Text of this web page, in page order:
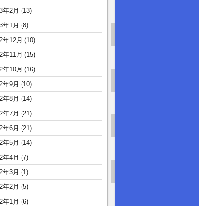
年2月 (13)
年1月 (8)
年12月 (10)
年11月 (15)
年10月 (16)
年9月 (10)
年8月 (14)
年7月 (21)
年6月 (21)
年5月 (14)
年4月 (7)
年3月 (1)
年2月 (5)
年1月 (6)